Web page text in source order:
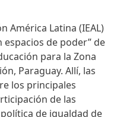
América Latina (IEAL)
espacios de poder” de
para la Zona
Paraguay. Allí, las
los principales
de las
de igualdad de